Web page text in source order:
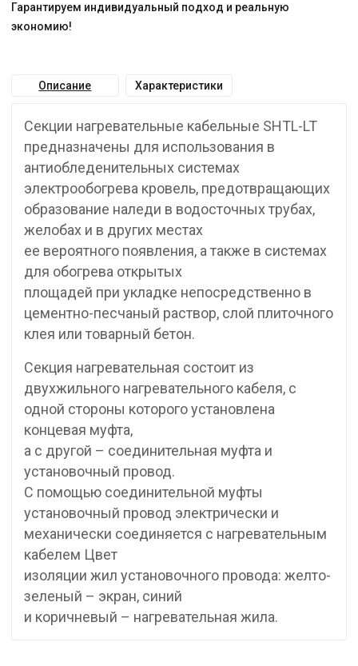
Гарантируем индивидуальный подход и реальную
экономию!
Описание Характеристики
Секции нагревательные кабельные SHTL-LT
предназначены для использования в
антиобледенительных системах
электрообогрева кровель, предотвращающих
образование наледи в водосточных трубах,
желобах и в других местах
ее вероятного появления, а также в системах
для обогрева открытых
площадей при укладке непосредственно в
цементно-песчаный раствор, слой плиточного
клея или товарный бетон.
Секция нагревательная состоит из
двухжильного нагревательного кабеля, с
одной стороны которого установлена
концевая муфта,
а с другой – соединительная муфта и
установочный провод.
С помощью соединительной муфты
установочный провод электрически и
механически соединяется с нагревательным
кабелем Цвет
изоляции жил установочного провода: желто-
зеленый – экран, синий
и коричневый – нагревательная жила.